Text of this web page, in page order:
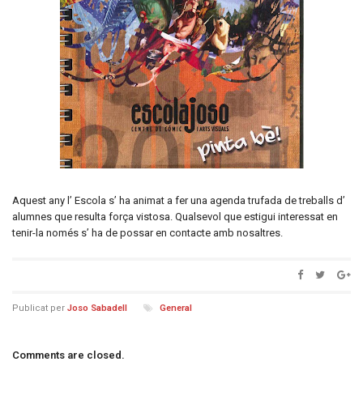
Aquest any l’ Escola s’ ha animat a fer una agenda trufada de treballs d’
alumnes que resulta força vistosa. Qualsevol que estigui interessat en
tenir-la només s’ ha de possar en contacte amb nosaltres.
Publicat per Joso Sabadell General
Comments are closed.